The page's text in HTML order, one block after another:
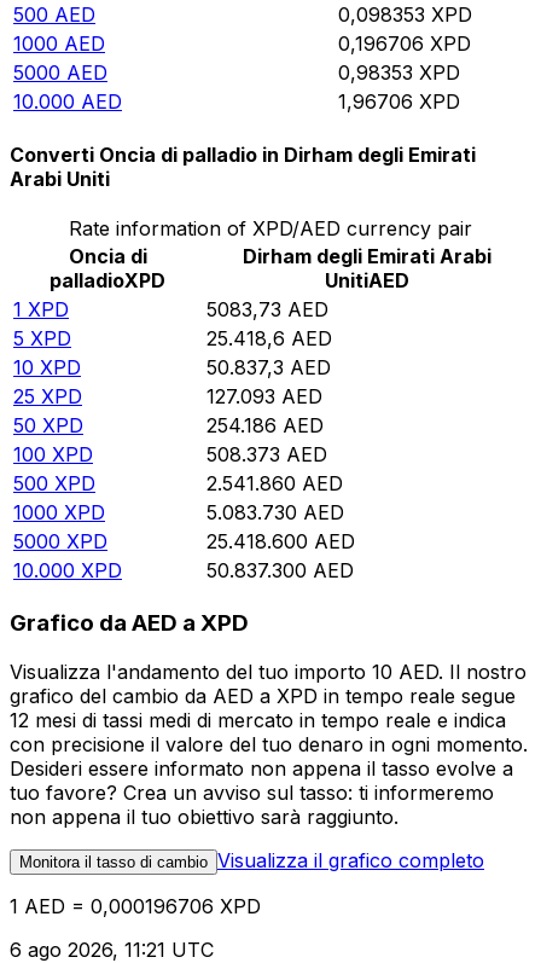
500 AED 0,098353 XPD
1000 AED 0,196706 XPD
5000 AED 0,98353 XPD
10.000 AED 1,96706 XPD
Converti Oncia di palladio in Dirham degli Emirati
Arabi Uniti
Rate information of XPD/AED currency pair
Oncia di
palladioXPD
Dirham degli Emirati Arabi
UnitiAED
1 XPD 5083,73 AED
5 XPD 25.418,6 AED
10 XPD 50.837,3 AED
25 XPD 127.093 AED
50 XPD 254.186 AED
100 XPD 508.373 AED
500 XPD 2.541.860 AED
1000 XPD 5.083.730 AED
5000 XPD 25.418.600 AED
10.000 XPD 50.837.300 AED
Grafico da AED a XPD
Visualizza l'andamento del tuo importo 10 AED. Il nostro
grafico del cambio da AED a XPD in tempo reale segue
12 mesi di tassi medi di mercato in tempo reale e indica
con precisione il valore del tuo denaro in ogni momento.
Desideri essere informato non appena il tasso evolve a
tuo favore? Crea un avviso sul tasso: ti informeremo
non appena il tuo obiettivo sarà raggiunto.
Monitora il tasso di cambio Visualizza il grafico completo
1 AED = 0,000196706 XPD
6 ago 2026, 11:21 UTC